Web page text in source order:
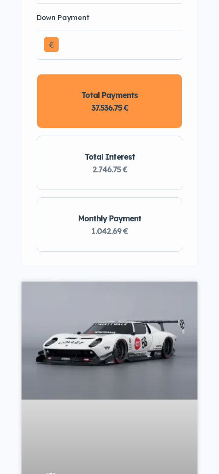
Down Payment
€
Monthly Payment
1.042.69 €
Total Interest
2.746.75 €
Total Payments
37.536.75 €